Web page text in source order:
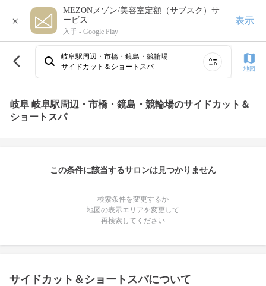
×
MEZONメゾン/美容室定額（サブスク）サ
ービス
入手 - Google Play
表示
岐阜駅周辺・市橋・鏡島・競輪場
サイドカット＆ショートスパ
地図
岐阜 岐阜駅周辺・市橋・鏡島・競輪場のサイドカット＆
ショートスパ
この条件に該当するサロンは見つかりません
検索条件を変更するか
地図の表示エリアを変更して
再検索してください
サイドカット＆ショートスパについて